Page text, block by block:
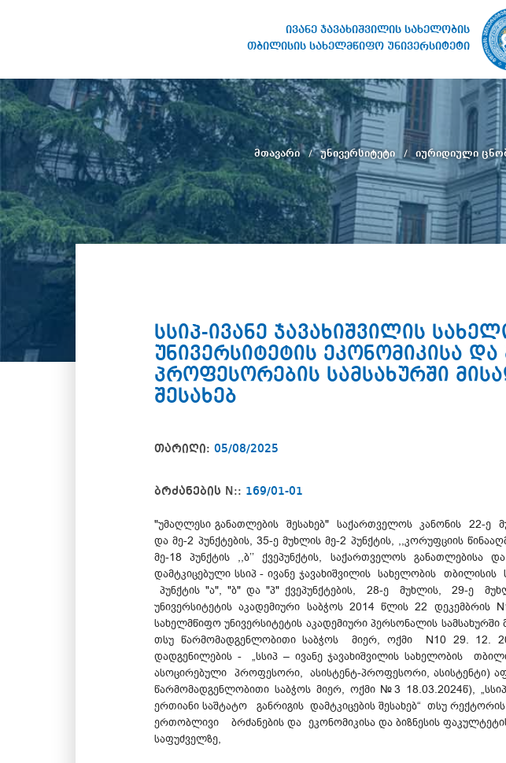
ივანე ჯავახიშვილის სახელობის
თბილისის სახელმწიფო უნივერსიტეტი
სახელობის თბილისის
სახელმწიფო უნივერსიტეტი
მთავარი უნივერსიტეტი იურიდიული
სსიპ-ივანე ჯავახიშვილის
უნივერსიტეტის ეკონომიკისა
პროფესორების სამსახურში
შესახებ
თარიღი: 05/08/2025
ბრძანების N:: 169/01-01
"უმაღლესი განათლების შესახებ" საქართველოს კანონის 22-ე
და მე-2 პუნქტების, 35-ე მუხლის მე-2 პუნქტის, ,,კორუფციის
მე-18 პუნქტის ,,ბ’’ ქვეპუნქტის, საქართველოს განათლებისა
დამტკიცებული სსიპ - ივანე ჯავახიშვილის სახელობის
პუნქტის "ა", "ბ" და "პ" ქვეპუნქტების, 28-ე მუხლის, 29-ე
უნივერსიტეტის აკადემიური საბჭოს 2014 წლის 22 დეკემბრის
სახელმწიფო უნივერსიტეტის აკადემიური პერსონალის
თსუ წარმომადგენლობითი საბჭოს მიერ, ოქმი N10 29. 12.
დადგენილების - „სსიპ – ივანე ჯავახიშვილის სახელობის
ასოცირებული პროფესორი, ასისტენტ-პროფესორი, ასისტენტი)
წარმომადგენლობითი საბჭოს მიერ, ოქმი №3 18.03.2024წ),
ერთიანი საშტატო განრიგის დამტკიცების შესახებ“ თსუ
ერთობლივი ბრძანების და ეკონომიკისა და ბიზნესის
საფუძველზე,